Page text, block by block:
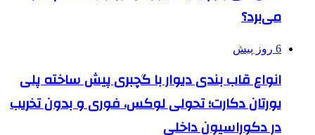
می‌برد؟
6 روز پیش
انواع قاب بندی دیوار با گچبری پیش ساخته پلی
یورتان دکارت؛ تحولی لوکس، فوری و بدون تخریب
در دکوراسیون داخلی